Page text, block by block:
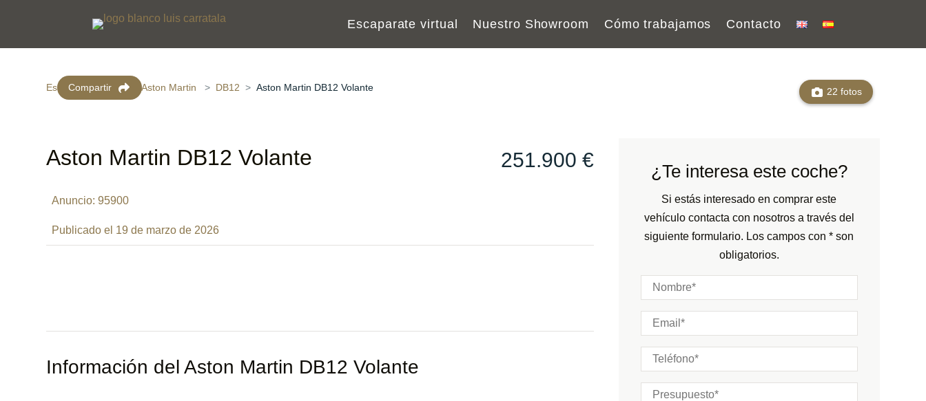
Escaparate virtual Nuestro Showroom Cómo trabajamos Contacto
Escaparate virtual Aston Martin DB12 Aston Martin DB12 Volante
Compartir 22 fotos
Aston Martin DB12 Volante 251.900 €
Anuncio: 95900
Publicado el 19 de marzo de 2026
Información del Aston Martin DB12 Volante
¿Te interesa este coche?
Si estás interesado en comprar este
vehículo contacta con nosotros a través del
siguiente formulario. Los campos con * son
obligatorios.